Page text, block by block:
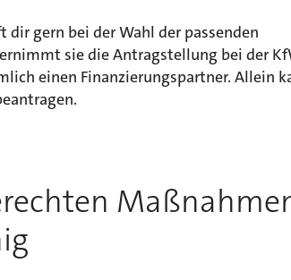
dir gern bei der Wahl der passenden
sie die Antragstellung bei der
einen Finanzierungspartner. Allein